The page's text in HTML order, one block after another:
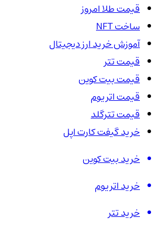
قیمت طلا امروز
ساخت NFT
آموزش خرید ارز دیجیتال
قیمت تتر
قیمت بیت کوین
قیمت اتریوم
قیمت تترگلد
خرید گیفت کارت اپل
خرید بیت کوین
خرید اتریوم
خرید تتر